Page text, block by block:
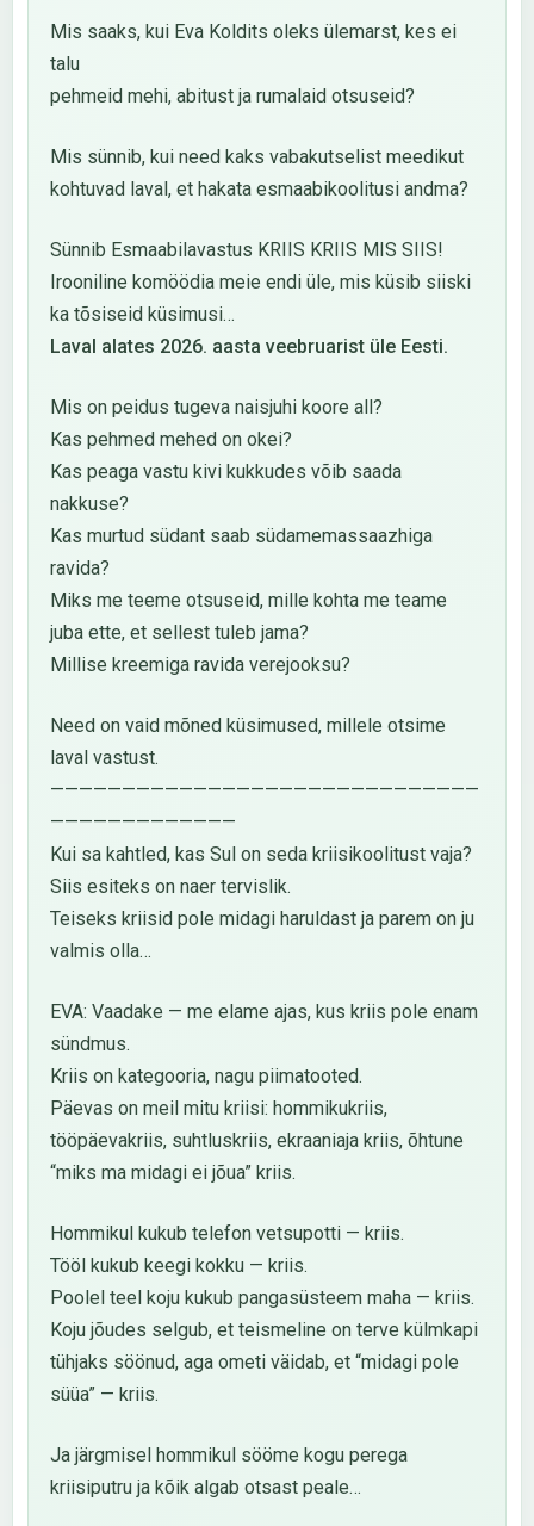
Mis saaks, kui Eva Koldits oleks ülemarst, kes ei
talu
pehmeid mehi, abitust ja rumalaid otsuseid?
Mis sünnib, kui need kaks vabakutselist meedikut
kohtuvad laval, et hakata esmaabikoolitusi andma?
Sünnib Esmaabilavastus KRIIS KRIIS MIS SIIS!
Irooniline komöödia meie endi üle, mis küsib siiski
ka tõsiseid küsimusi…
Laval alates 2026. aasta veebruarist üle Eesti.
Mis on peidus tugeva naisjuhi koore all?
Kas pehmed mehed on okei?
Kas peaga vastu kivi kukkudes võib saada
nakkuse?
Kas murtud südant saab südamemassaazhiga
ravida?
Miks me teeme otsuseid, mille kohta me teame
juba ette, et sellest tuleb jama?
Millise kreemiga ravida verejooksu?
Need on vaid mõned küsimused, millele otsime
laval vastust.
——————————————————————————————
—————————————
Kui sa kahtled, kas Sul on seda kriisikoolitust vaja?
Siis esiteks on naer tervislik.
Teiseks kriisid pole midagi haruldast ja parem on ju
valmis olla…
EVA: Vaadake — me elame ajas, kus kriis pole enam
sündmus.
Kriis on kategooria, nagu piimatooted.
Päevas on meil mitu kriisi: hommikukriis,
tööpäevakriis, suhtluskriis, ekraaniaja kriis, õhtune
“miks ma midagi ei jõua” kriis.
Hommikul kukub telefon vetsupotti — kriis.
Tööl kukub keegi kokku — kriis.
Poolel teel koju kukub pangasüsteem maha — kriis.
Koju jõudes selgub, et teismeline on terve külmkapi
tühjaks söönud, aga ometi väidab, et “midagi pole
süüa” — kriis.
Ja järgmisel hommikul sööme kogu perega
kriisiputru ja kõik algab otsast peale…